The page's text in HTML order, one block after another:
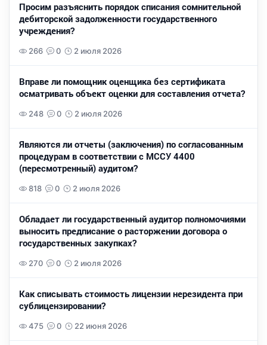
Просим разъяснить порядок списания сомнительной
дебиторской задолженности государственного
учреждения?
266 0 2 июля 2026
Вправе ли помощник оценщика без сертификата
осматривать объект оценки для составления отчета?
248 0 2 июля 2026
Являются ли отчеты (заключения) по согласованным
процедурам в соответствии с МССУ 4400
(пересмотренный) аудитом?
818 0 2 июля 2026
Обладает ли государственный аудитор полномочиями
выносить предписание о расторжении договора о
государственных закупках?
270 0 2 июля 2026
Как списывать стоимость лицензии нерезидента при
сублицензировании?
475 0 22 июня 2026